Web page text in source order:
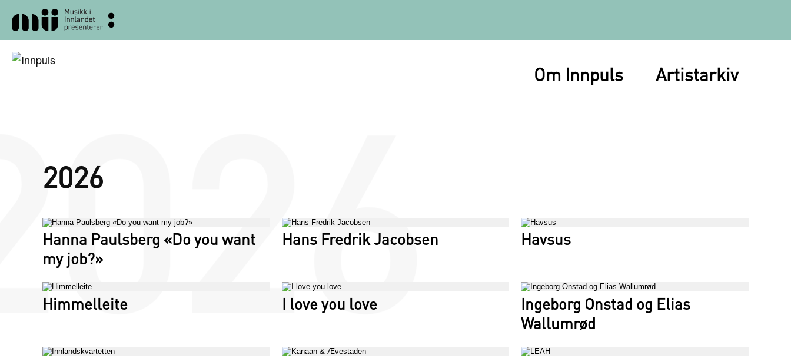
Om Innpuls Artistarkiv
2026
Hanna Paulsberg «Do you want
my job?»
Hans Fredrik Jacobsen Havsus
Himmelleite I love you love
Ingeborg Onstad og Elias
Wallumrød